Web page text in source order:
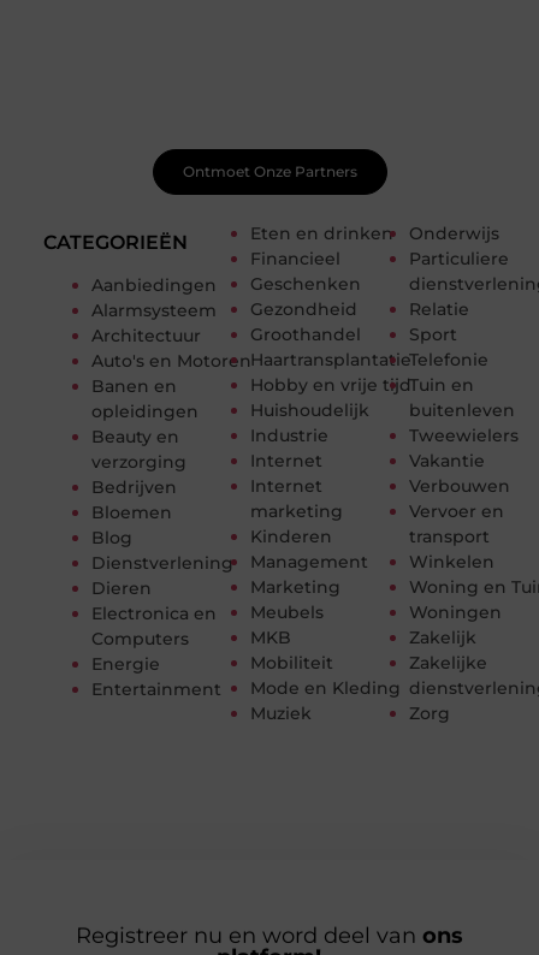
CATEGORIEËN
Aanbiedingen
Alarmsysteem
Architectuur
Auto's en Motoren
Banen en
opleidingen
Beauty en
verzorging
Bedrijven
Bloemen
Blog
Dienstverlening
Dieren
Electronica en
Computers
Energie
Entertainment
Eten en drinken
Financieel
Geschenken
Gezondheid
Groothandel
Haartransplantatie
Hobby en vrije tijd
Huishoudelijk
Industrie
Internet
Internet
marketing
Kinderen
Management
Marketing
Meubels
MKB
Mobiliteit
Mode en Kleding
Muziek
Onderwijs
Particuliere
Relatie
Sport
Telefonie
Tuin en
buitenleven
Tweewielers
Vakantie
Verbouwen
Vervoer en
transport
Winkelen
Woning en
Woningen
Zakelijk
Zakelijke
Zorg
Ontmoet Onze Partners
Registreer nu en word deel van ons